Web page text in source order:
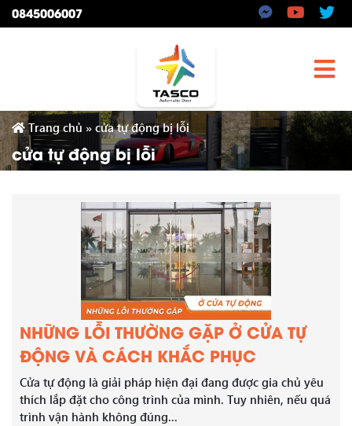
0845006007
Trang chủ » cửa tự động bị lỗi
cửa tự động bị lỗi
NHỮNG LỖI THƯỜNG GẶP Ở CỬA TỰ
ĐỘNG VÀ CÁCH KHẮC PHỤC
Cửa tự động là giải pháp hiện đại đang được gia chủ yêu
thích lắp đặt cho công trình của mình. Tuy nhiên, nếu quá
trình vận hành không đúng...